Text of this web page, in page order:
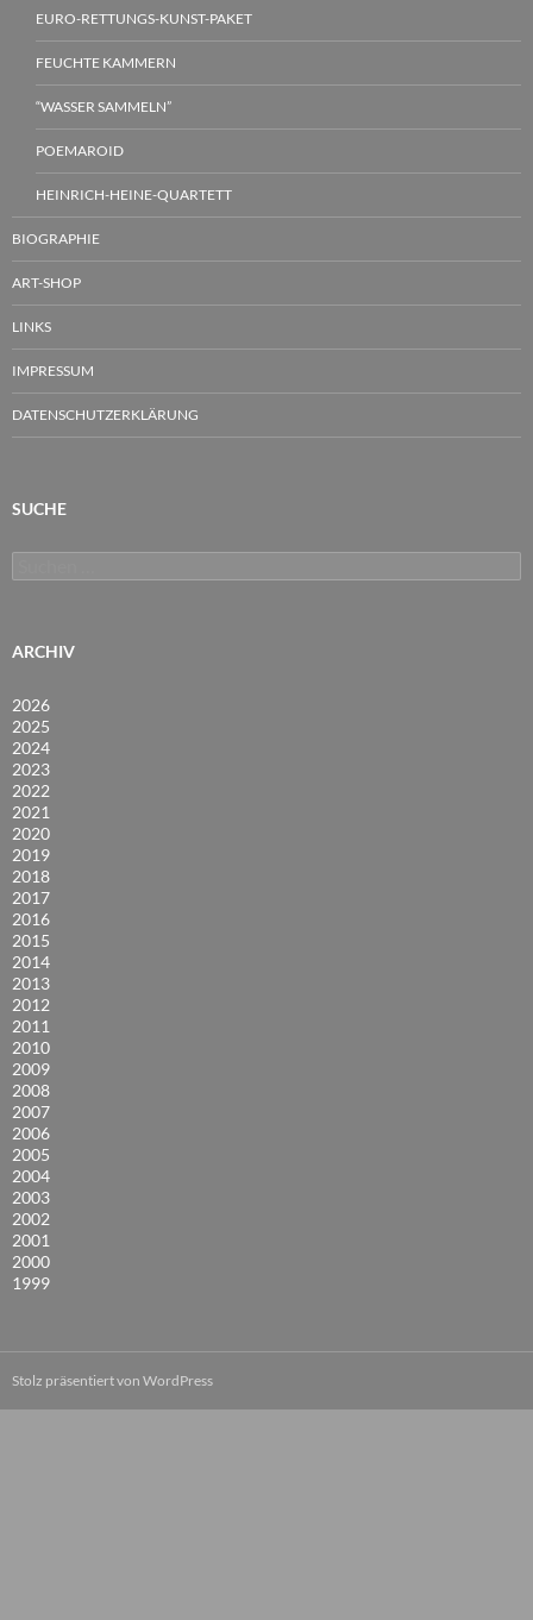
EURO-RETTUNGS-KUNST-PAKET
FEUCHTE KAMMERN
“WASSER SAMMELN”
POEMAROID
HEINRICH-HEINE-QUARTETT
BIOGRAPHIE
ART-SHOP
LINKS
IMPRESSUM
DATENSCHUTZERKLÄRUNG
SUCHE
nach:
ARCHIV
2026
2025
2024
2023
2022
2021
2020
2019
2018
2017
2016
2015
2014
2013
2012
2011
2010
2009
2008
2007
2006
2005
2004
2003
2002
2001
2000
1999
Stolz präsentiert von WordPress